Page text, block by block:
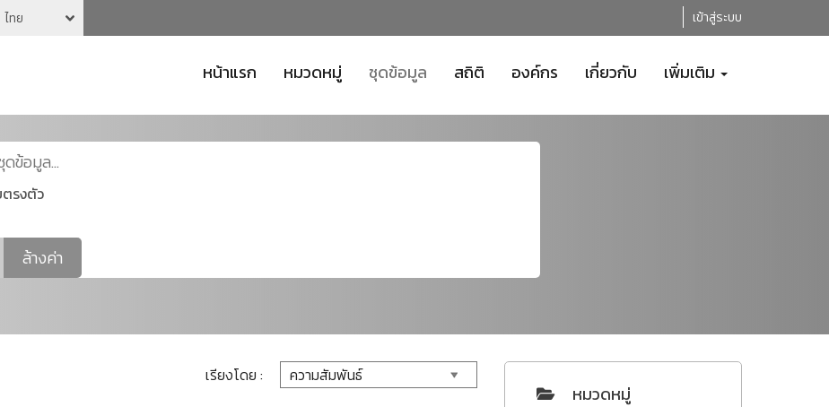
ไทย เข้าสู่ระบบ
หน้าแรก หมวดหมู่ ชุดข้อมูล สถิติ องค์กร เกี่ยวกับ เพิ่มเติม
รงตัว
ล้างค่า
หมวดหมู่
เรียงโดย :